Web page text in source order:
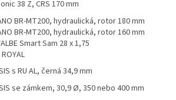
38 Z, CRS 170 mm
BR-MT200, hydraulická, rotor 180 mm
BR-MT200, hydraulická, rotor 160 mm
Smart Sam 28 x 1,75
ROYAL
s RU AL, černá 34,9 mm
se zámkem, 30,9 Ø, 350 nebo 400 mm